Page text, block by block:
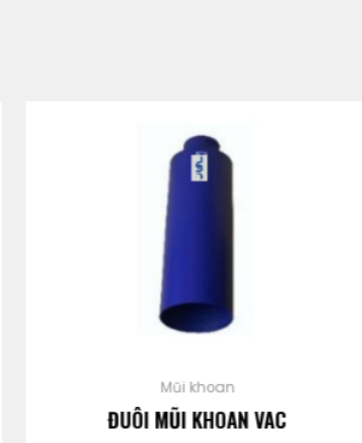
Mũi khoan
ĐUÔI MŨI KHOAN VAC